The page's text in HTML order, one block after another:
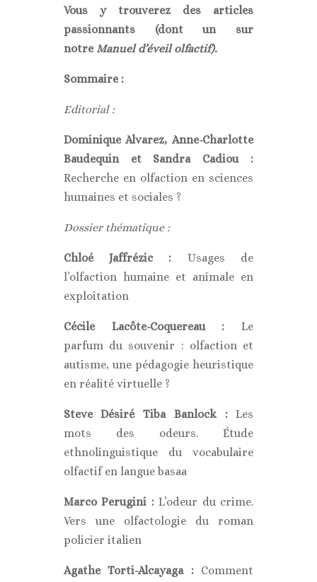
Vous y trouverez des articles
passionnants (dont un sur
notreManuel d’éveil olfactif).
Sommaire :
Editorial :
Dominique Alvarez, Anne-Charlotte
Baudequin et Sandra Cadiou
:
Recherche en olfaction en sciences
humaines et sociales ?
Dossier thématique :
Chloé Jaffrézic : Usages de
l’olfaction humaine et animale en
exploitation
Cécile Lacôte-Coquereau :Le
parfum du souvenir : olfaction et
autisme, une pédagogie heuristique
en réalité virtuelle ?
Steve Désiré Tiba Banlock :Les
mots des odeurs. Étude
ethnolinguistique du vocabulaire
olfactif en langue basaa
Marco Perugini :L’odeur du crime.
Vers une olfactologie du roman
policier italien
Agathe Torti-Alcayaga : Comment